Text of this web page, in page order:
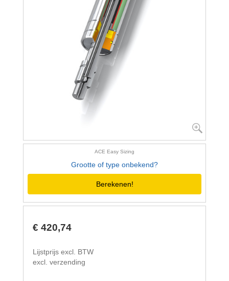
ACE Easy Sizing
Grootte of type onbekend?
Berekenen!
€ 420,74
Lijstprijs excl. BTW
excl. verzending